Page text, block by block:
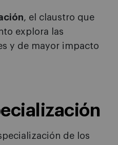
, el claustro que
explora las
y de mayor impacto
de los